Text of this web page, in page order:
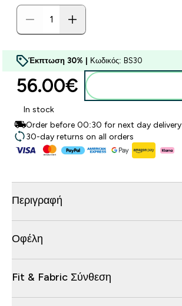
Έκπτωση 30% | Κωδικός: BS30
56.00€‎
In stock
Order before 00:30 for next day delivery
30-day returns on all orders
Περιγραφή
Οφέλη
Fit & Fabric Σύνθεση